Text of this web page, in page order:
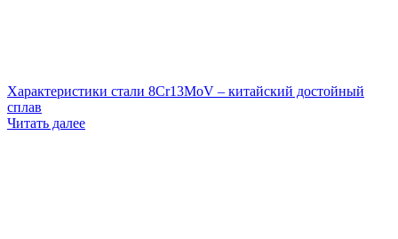
Характеристики стали 8Cr13MoV – китайский достойный
сплав
Читать далее